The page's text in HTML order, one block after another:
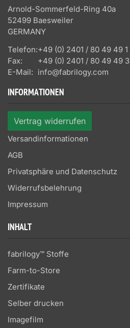
Arnold-Sommerfeld-Ring 40a
52499 Baesweiler
GERMANY
Telefon:+49 (0) 2401 / 80 49 49 1
Fax:
+49 (0) 2401 / 80 49 49 3
E-Mail: info@fabrilogy.com
INFORMATIONEN
Vertrag widerrufen
Versandinformationen
AGB
Privatsphäre und Datenschutz
Widerrufsbelehrung
Impressum
INHALT
fabrilogy™ Stoffe
Farm-to-Store
Zertifikate
Selber drucken
Imagefilm